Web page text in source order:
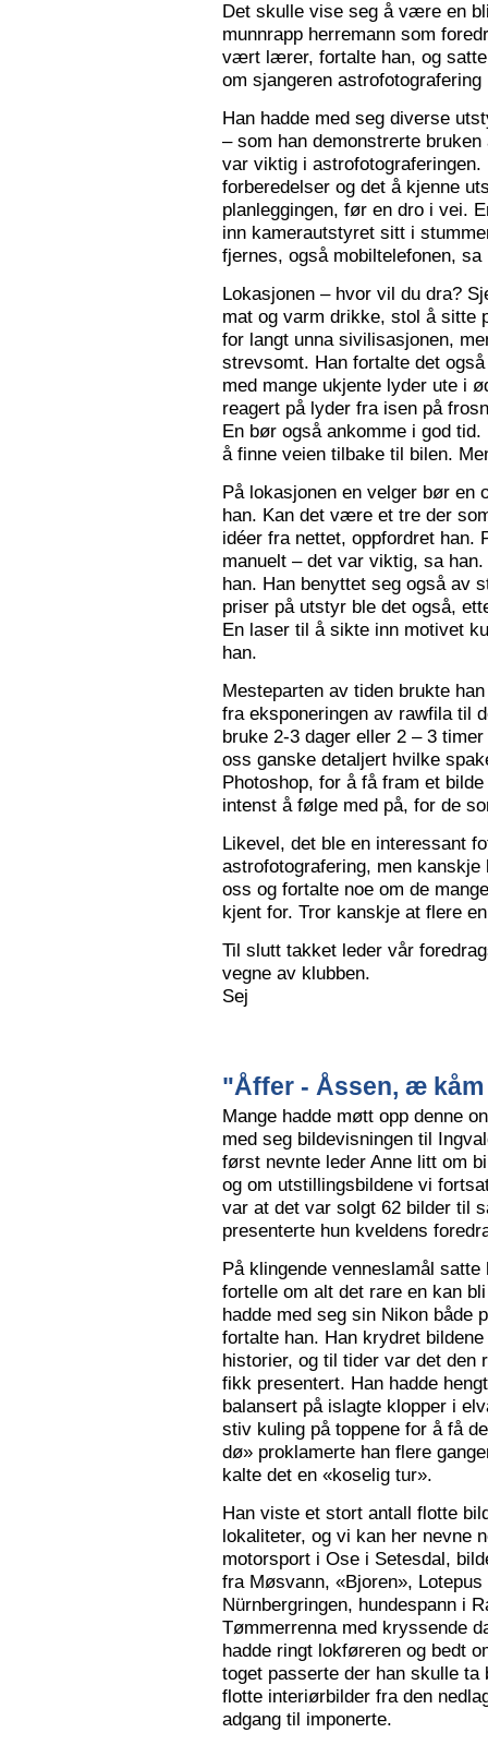
Det skulle vise seg å være en
munnrapp herremann som
vært lærer, fortalte han, og
om sjangeren astrofotografering
Han hadde med seg diverse
– som han demonstrerte
var viktig i
forberedelser og det å kjenne
planleggingen, før en dro i vei.
inn kamerautstyret sitt i
fjernes, også mobiltelefonen, sa
Lokasjonen – hvor vil du dra?
mat og varm drikke, stol å
for langt unna sivilisasjonen,
strevsomt. Han fortalte det
med mange ukjente lyder ute i
reagert på lyder fra isen på
En bør også ankomme i god
å finne veien tilbake til bilen.
På lokasjonen en velger bør en
han. Kan det være et tre der
idéer fra nettet, oppfordret han.
manuelt – det var viktig, sa
han. Han benyttet seg også av
priser på utstyr ble det også,
En laser til å sikte inn motivet
han.
Mesteparten av tiden brukte
fra eksponeringen av rawfila til
bruke 2-3 dager eller 2 – 3
oss ganske detaljert hvilke
Photoshop, for å få fram et
intenst å følge med på, for de
Likevel, det ble en interessant
astrofotografering, men
oss og fortalte noe om de
kjent for. Tror kanskje at flere
Til slutt takket leder vår
vegne av klubben.
Sej
"Åffer - Åssen, æ
Mange hadde møtt opp denne
med seg bildevisningen til
først nevnte leder Anne litt om
og om utstillingsbildene vi
var at det var solgt 62 bilder til
presenterte hun kveldens
På klingende venneslamål
fortelle om alt det rare en kan
hadde med seg sin Nikon både
fortalte han. Han krydret
historier, og til tider var det den
fikk presentert. Han hadde
balansert på islagte klopper i
stiv kuling på toppene for å få
dø» proklamerte han flere
kalte det en «koselig tur».
Han viste et stort antall flotte
lokaliteter, og vi kan her nevne
motorsport i Ose i Setesdal,
fra Møsvann, «Bjoren»,
Nürnbergringen, hundespann i
Tømmerrenna med kryssende
hadde ringt lokføreren og bedt
toget passerte der han skulle
flotte interiørbilder fra den
adgang til imponerte.